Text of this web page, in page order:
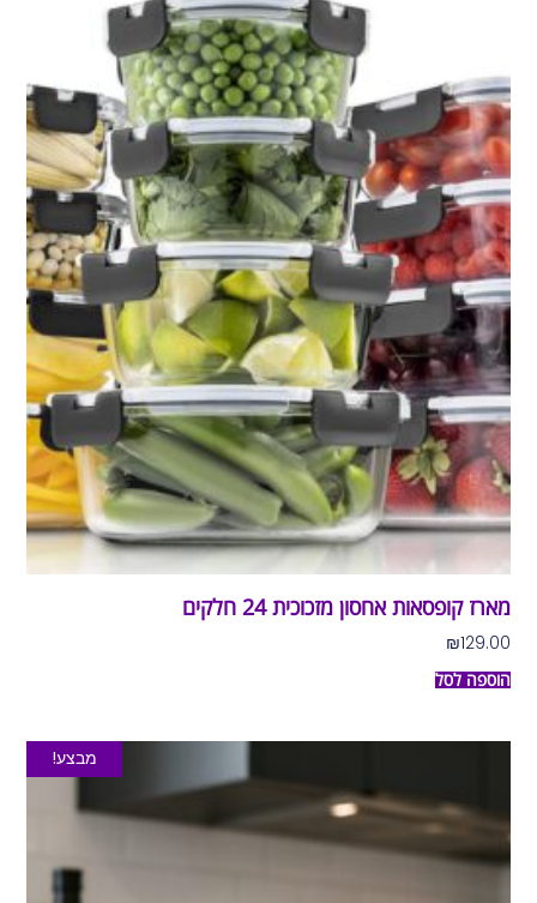
מארז קופסאות אחסון מזכוכית 24 חלקים
₪129.00
הוספה לסל
מבצע!